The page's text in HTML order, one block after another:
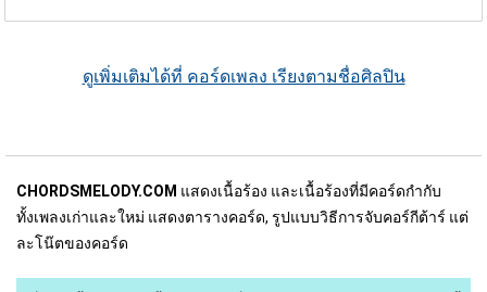
ดูเพิ่มเติมได้ที่ คอร์ดเพลง เรียงตามชื่อศิลปิน
CHORDSMELODY.COM แสดงเนื้อร้อง และเนื้อร้องที่มีคอร์ดกำกับ
ทั้งเพลงเก่าและใหม่ แสดงตารางคอร์ด, รูปแบบวิธีการจับคอร์กีต้าร์ แต่
ละโน๊ตของคอร์ด